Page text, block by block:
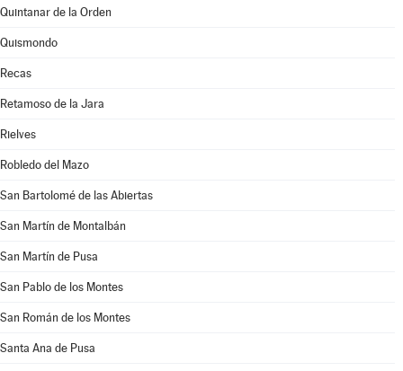
Quintanar de la Orden
Quismondo
Recas
Retamoso de la Jara
Rielves
Robledo del Mazo
San Bartolomé de las Abiertas
San Martín de Montalbán
San Martín de Pusa
San Pablo de los Montes
San Román de los Montes
Santa Ana de Pusa